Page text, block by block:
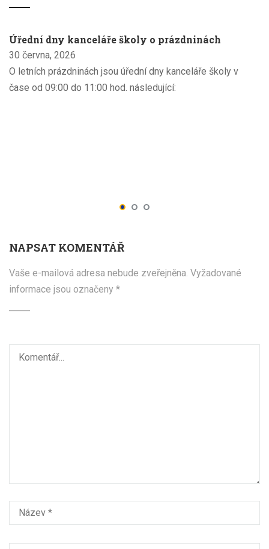
Úřední dny kanceláře školy o prázdninách
30 června, 2026
O letních prázdninách jsou úřední dny kanceláře školy v
čase od 09:00 do 11:00 hod. následující:
NAPSAT KOMENTÁŘ
Vaše e-mailová adresa nebude zveřejněna. Vyžadované
informace jsou označeny *